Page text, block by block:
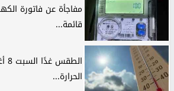
مفاجأة عن فاتورة
قائمة...
الحرارة...